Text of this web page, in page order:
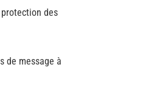
des
de message à